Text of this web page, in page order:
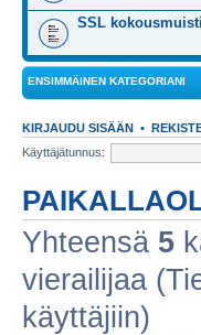
SSL
ENSIMMÄINEN KATEGORIANI
KIRJAUDU SISÄÄN •
Käyttäjätunnus:
Yhteensä 5
vierailijaa
käyttäjiin)